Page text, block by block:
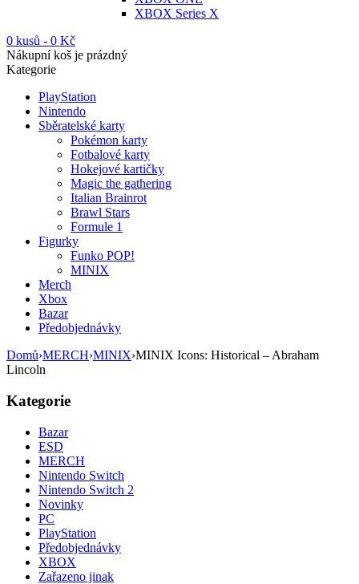
XBOX Series X
0 kusů - 0 Kč
Nákupní koš je prázdný
Kategorie
PlayStation
Nintendo
Sběratelské karty
Pokémon karty
Fotbalové karty
Hokejové kartičky
Magic the gathering
Italian Brainrot
Brawl Stars
Formule 1
Figurky
Funko POP!
MINIX
Merch
Xbox
Bazar
Předobjednávky
Domů›MERCH›MINIX›MINIX Icons: Historical – Abraham
Lincoln
Kategorie
Bazar
ESD
MERCH
Nintendo Switch
Nintendo Switch 2
Novinky
PC
PlayStation
Předobjednávky
XBOX
Zařazeno jinak